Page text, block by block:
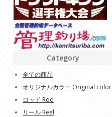
Category
全ての商品
オリジナルカラー Original color
ロッド Rod
リール Reel